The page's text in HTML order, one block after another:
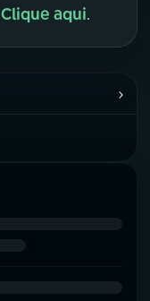
Clique aqui.
›